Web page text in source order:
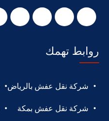
روابط تهمك
شركة نقل عفش بالرياض
شركة نقل عفش بمكة